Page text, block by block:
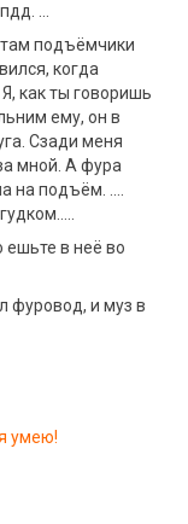
…
там подъёмчики
когда
как ты говоришь
ему, он в
Сзади меня
мной. А фура
на подъём. ….
ешьте в неё во
фуровод, и муз в
умею!